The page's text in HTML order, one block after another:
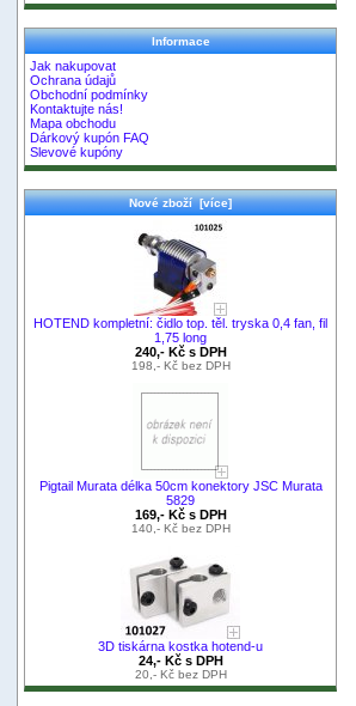
Informace
Jak nakupovat
Ochrana údajů
Obchodní podmínky
Kontaktujte nás!
Mapa obchodu
Dárkový kupón FAQ
Slevové kupóny
Nové zboží [více]
HOTEND kompletní: čidlo top. těl. tryska 0,4 fan, fil
1,75 long
240,- Kč s DPH
198,- Kč bez DPH
Pigtail Murata délka 50cm konektory JSC Murata
5829
169,- Kč s DPH
140,- Kč bez DPH
3D tiskárna kostka hotend-u
24,- Kč s DPH
20,- Kč bez DPH